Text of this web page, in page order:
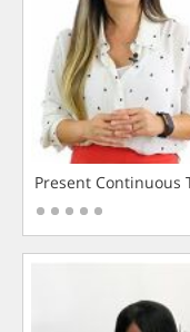
Present Continuous